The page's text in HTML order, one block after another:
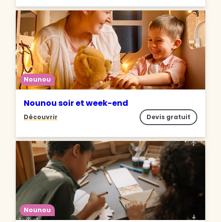
Nounou
Nounou soir et week-end
Découvrir Devis gratuit
Nounou